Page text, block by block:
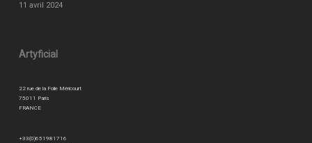
11 avril 2024
Artyficial
22 rue de la Folie Méricourt
75011 Paris
FRANCE
+33(0)651981716